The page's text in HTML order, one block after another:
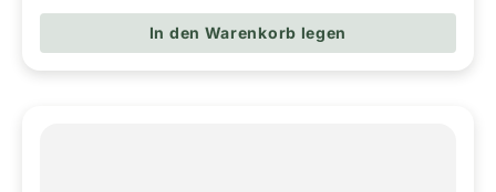
In den Warenkorb legen